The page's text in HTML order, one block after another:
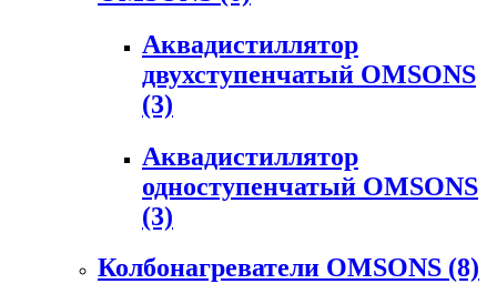
Аквадистиллятор
двухступенчатый OMSONS
(3)
Аквадистиллятор
одноступенчатый OMSONS
(3)
Колбонагреватели OMSONS (8)